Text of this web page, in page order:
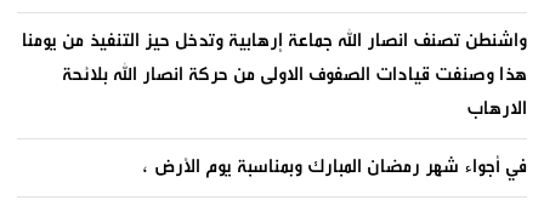
واشنطن تصنف انصار الله جماعة إرهابية وتدخل حيز التنفيذ من يومنا
هذا وصنفت قيادات الصفوف الاولى من حركة انصار الله بلائحة
الارهاب
في أجواء شهر رمضان المبارك وبمناسبة يوم الأرض ،